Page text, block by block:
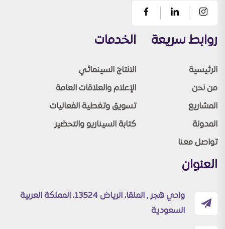
روابط سريعة
الرئيسية
من نحن
المشاريع
المدونة
تواصل معنا
الخدمات
الانتاج السينمائي
الإعلام والعلاقات العامة
تسويق وتغطية الفعاليات
كتابة السيناريو والتحضير
العنوان
وادي هجر , الملقا، الرياض 13524، المملكة العربية
السعودية